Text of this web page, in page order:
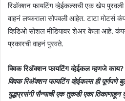
रिअ‍ॅक्शन फायटिंग व्हेईकल्सची एक खेप
वाहनं लष्कराला सोपवली आहेत. टाटा मोटर्स
व्हिडिओ सोशल मीडियावर शेअर केला आहे.
प्रकारची वाहनं पुरवते.
​क्विक रिअ‍ॅक्शन फायटिंग व्हेईकल म्हणजे काय?
क्विक रिअ‍ॅक्शन फायटिंग व्हेईकल्स ही
युद्धप्रसंगी सैन्याची एक तुकडी एका ठिकाणाहून